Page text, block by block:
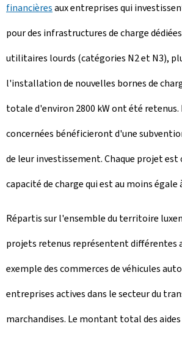
e
l
e
financièresaux entreprises qui
pour des infrastructures de charge
utilitaires lourds (catégories N2 et N3),
l'installation de nouvelles bornes de
totale d'environ 2800 kW ont été retenus.
concernées bénéficieront d'une
de leur investissement. Chaque projet est
capacité de charge qui est au moins
Répartis sur l'ensemble du territoire
projets retenus représentent différentes
exemple des commerces de véhicules
entreprises actives dans le secteur du
marchandises. Le montant total des